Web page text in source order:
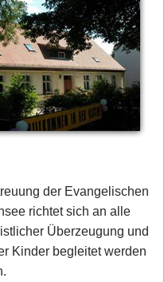
der Evangelischen
richtet sich an alle
Überzeugung und
Kinder begleitet werden